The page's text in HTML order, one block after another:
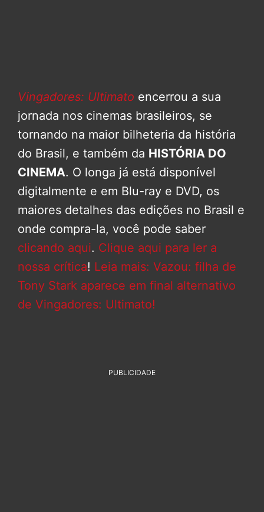
Vingadores: Ultimato encerrou a sua
jornada nos cinemas brasileiros, se
tornando na maior bilheteria da história
do Brasil, e também da HISTÓRIA DO
CINEMA. O longa já está disponível
digitalmente e em Blu-ray e DVD, os
maiores detalhes das edições no Brasil e
onde compra-la, você pode saber
clicando aqui. Clique aqui para ler a
nossa crítica! Leia mais: Vazou: filha de
Tony Stark aparece em final alternativo
de Vingadores: Ultimato!
PUBLICIDADE